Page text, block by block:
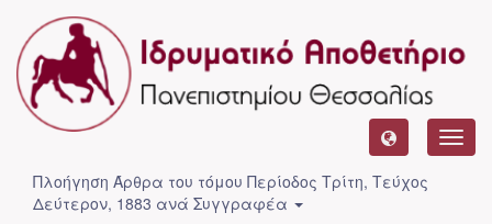
Πλοήγηση Άρθρα του τόμου Περίοδος Τρίτη, Τεύχος
Δεύτερον, 1883 ανά Συγγραφέα